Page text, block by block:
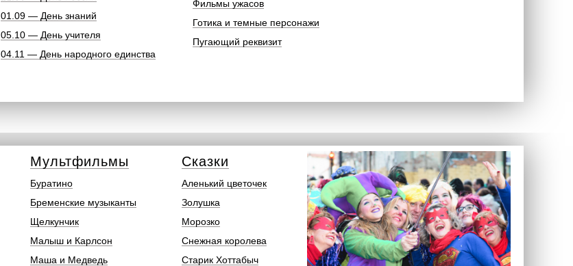
Фильмы ужасов
Готика и темные персонажи
Пугающий реквизит
01.09 — День знаний
05.10 — День учителя
04.11 — День народного единства
Мультфильмы
Буратино
Бременские музыканты
Щелкунчик
Малыш и Карлсон
Маша и Медведь
Сказки
Аленький цветочек
Золушка
Морозко
Снежная королева
Старик Хоттабыч